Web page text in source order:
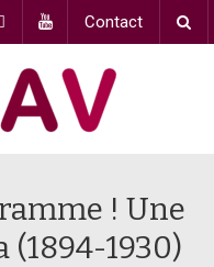
Contact
! Une
1930)